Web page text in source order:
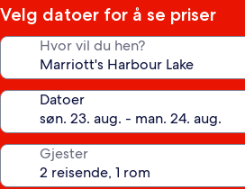
Velg datoer for å se priser
Hvor vil du hen?
Datoer
Gjester